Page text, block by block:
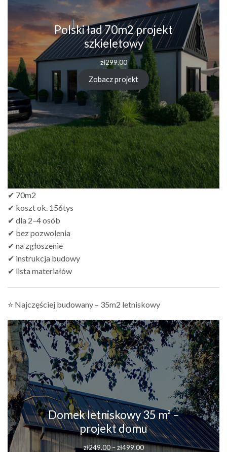
Polski ład 70m2 projekt
szkieletowy
zł299.00
Zobacz projekt
✔ 70m2
✔ koszt ok. 156tys
✔ dla 2–4 osób
✔ bez pozwolenia
✔ na zgłoszenie
✔ instrukcja budowy
✔ lista materiałów
⭐ Najczęściej budowany – 35m2 letniskowy
Domek letniskowy 35 m² –
projekt domu
zł249.00 – zł499.00Zakres